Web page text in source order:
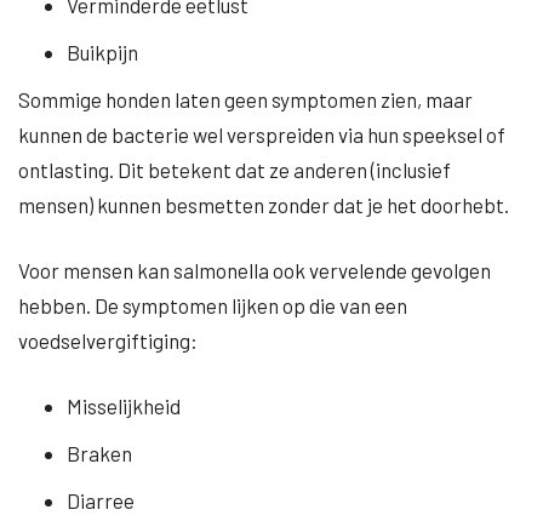
Verminderde eetlust
Buikpijn
Sommige honden laten geen symptomen zien, maar
kunnen de bacterie wel verspreiden via hun speeksel of
ontlasting. Dit betekent dat ze anderen (inclusief
mensen) kunnen besmetten zonder dat je het doorhebt.
Voor mensen kan salmonella ook vervelende gevolgen
hebben. De symptomen lijken op die van een
voedselvergiftiging:
Misselijkheid
Braken
Diarree